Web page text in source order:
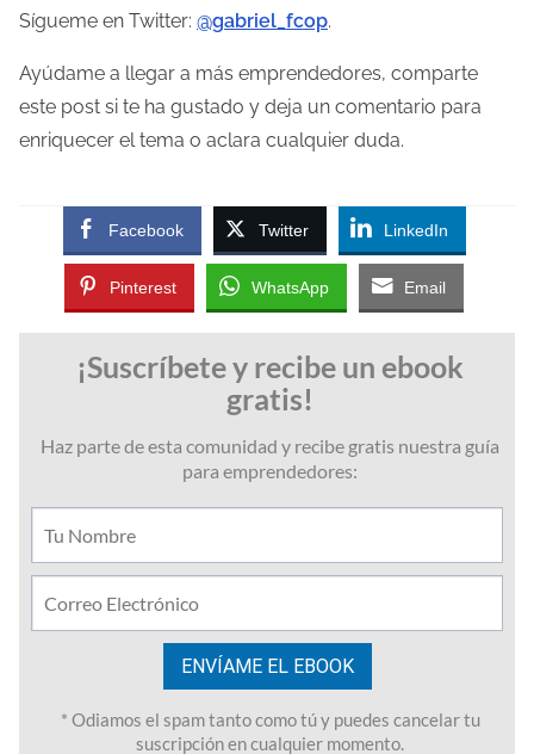
Sígueme en Twitter: @gabriel_fcop.
Ayúdame a llegar a más emprendedores, comparte
este post si te ha gustado y deja un comentario para
enriquecer el tema o aclara cualquier duda.
Facebook Twitter LinkedIn
Pinterest WhatsApp Email